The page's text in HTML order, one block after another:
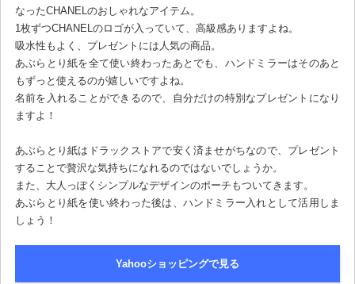
なったCHANELのおしゃれなアイテム。
1枚ずつCHANELのロゴが入っていて、高級感ありますよね。
吸水性もよく、プレゼントには人気の商品。
あぶらとり紙を全て使い終わったあとでも、ハンドミラーはそのあと
もずっと使えるのが嬉しいですよね。
名前を入れることができるので、自分だけの特別なプレゼントになり
ますよ！
あぶらとり紙はドラックストアで安く済ませがちなので、プレゼント
することで贅沢な気持ちになれるのではないでしょうか。
また、大人っぽくシンプルなデザインのポーチもついてきます。
あぶらとり紙を使い終わった後は、ハンドミラー入れとして活用しま
しょう！
Yahooショッピングで見る